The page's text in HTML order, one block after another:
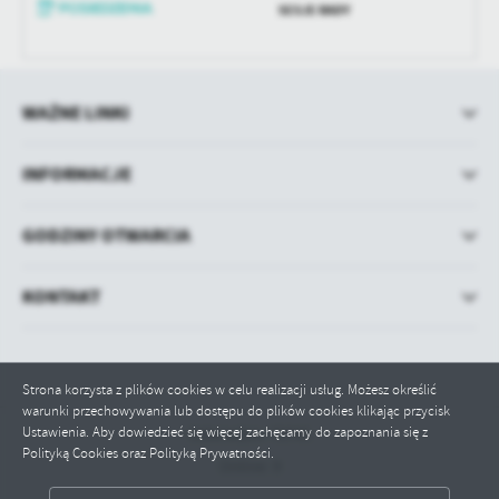
Strona korzysta z plików cookies w celu realizacji usług. Możesz określić
warunki przechowywania lub dostępu do plików cookies klikając przycisk
Ustawienia. Aby dowiedzieć się więcej zachęcamy do zapoznania się z
Polityką Cookies oraz Polityką Prywatności.
treści w postaci wiadomości, ofert, komunikatów mediów
SESJE RADY
WAŻNE LINKI
INFORMACJE
GODZINY OTWARCIA
KONTAKT
Odwiedzin: 70745